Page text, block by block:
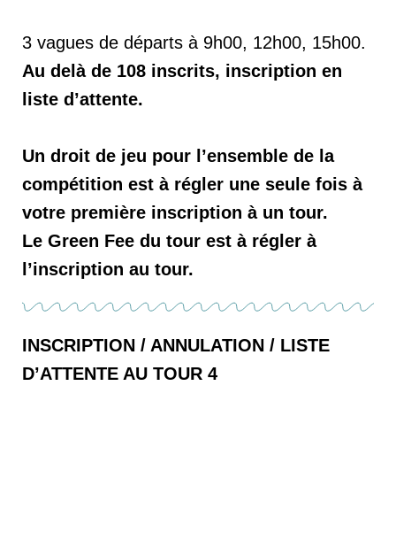
3 vagues de départs à 9h00, 12h00, 15h00.
Au delà de 108 inscrits, inscription en
liste d’attente.
Un droit de jeu pour l’ensemble de la
compétition est à régler une seule fois à
votre première inscription à un tour.
Le Green Fee du tour est à régler à
l’inscription au tour.
INSCRIPTION / ANNULATION / LISTE
D’ATTENTE AU TOUR 4